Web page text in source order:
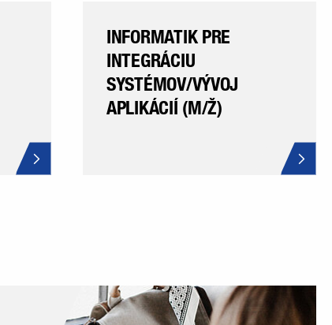
INFORMATIK PRE
INTEGRÁCIU
SYSTÉMOV/VÝVOJ
APLIKÁCIÍ (M/Ž)